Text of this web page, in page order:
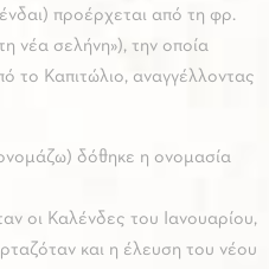
προέρχεται από τη φρ.
νέα σελήνη»), την οποία
το Καπιτώλιο, αναγγέλλοντας
δόθηκε η ονομασία
οι Καλένδες του Ιανουαρίου,
και η έλευση του νέου